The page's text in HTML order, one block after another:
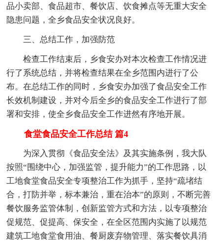
品小卖部、食品超市、餐饮店、饮食摊点等无重大安全
隐患问题，全乡食品安全状况良好。
三、总结工作，加强防范
检查工作结束后，乡食安办对本次检查工作情况进
行了系统总结，并将检查结果在全乡范围内进行了公
布。在总结工作的同时，乡食安办加强了食品安全工作
长效机制建设，并对今后全乡的食品安全工作进行了部
署和安排，使全乡食品安全工作进然有序地开展。
食堂食品安全工作总结 篇4
为深入贯彻《食品安全法》及其实施条例，我大队
按照“围绕中心，加强监管，提升能力”的工作思路，以
工地食堂食品安全专项整治工作为抓手，坚持“疏堵结
合，打防并举，标本兼治，重在治本”的原则，不断完善
餐饮服务监管体制，创新监管方式和方法，以专项整治
促规范、促提高、保安全，在全区范围内实施了以规范
建筑工地食堂食用油、餐厨废弃物管理、落实餐饮具消